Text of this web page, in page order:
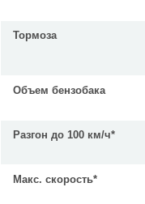
Тормоза
Объем бензобака
Разгон до 100 км/ч*
Макс. скорость*